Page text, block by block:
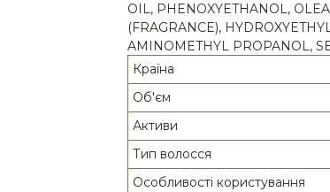
OIL, PHENOXYETHANOL,
(FRAGRANCE),
AMINOMETHYL PROPANOL,
Країна
Об'єм
Активи
Тип волосся
Особливості користування